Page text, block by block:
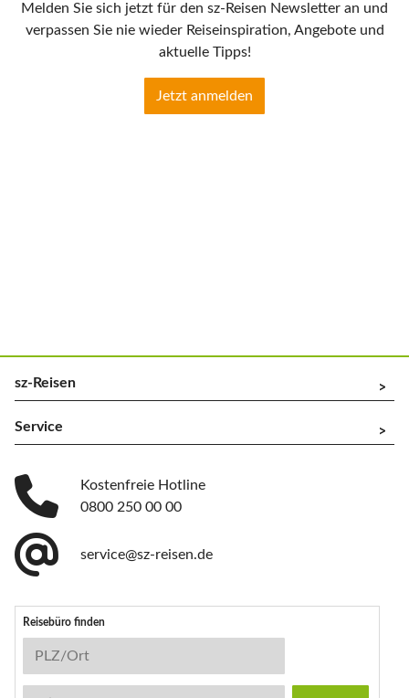
Melden Sie sich jetzt für den sz-Reisen Newsletter an und
verpassen Sie nie wieder Reiseinspiration, Angebote und
aktuelle Tipps!
Jetzt anmelden
sz-Reisen ^
Service ^
Kostenfreie Hotline
0800 250 00 00
service@sz-reisen.de
Reisebüro finden
Reisebüro-Suche
PLZ/Ort